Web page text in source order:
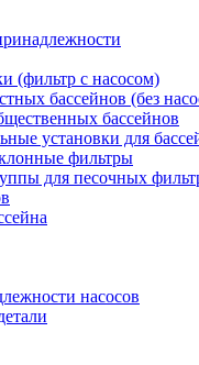
(фильтр с насосом)
бассейнов (без
бассейнов
установки для
фильтры
для песочных
насосов